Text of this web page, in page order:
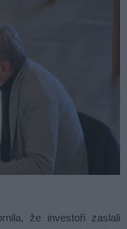
že investoři zaslali